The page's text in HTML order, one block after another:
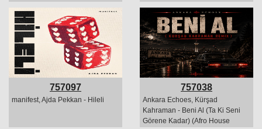
757097
manifest, Ajda Pekkan - Hileli
757038
Ankara Echoes, Kürşad
Kahraman - Beni Al (Ta Ki Seni
Görene Kadar) (Afro House